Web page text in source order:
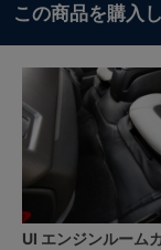
この商品を購入
UI エンジンルーム